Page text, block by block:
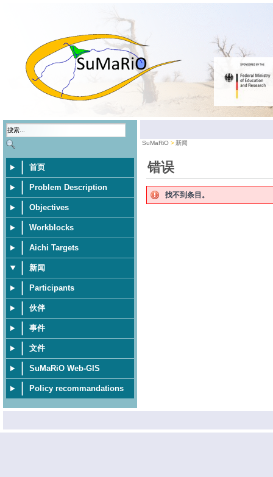
首页
Problem Description
Objectives
Workblocks
Aichi Targets
新闻
Participants
伙伴
事件
文件
SuMaRiO Web-GIS
Policy recommandations
SuMaRiO 新闻
错误
找不到条目。